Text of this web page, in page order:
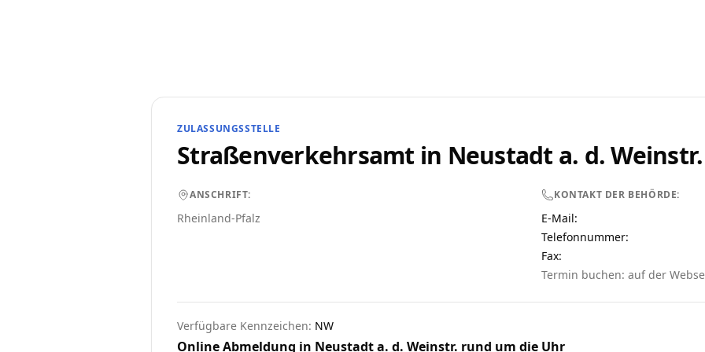
ZULASSUNGSSTELLE
Straßenverkehrsamt in Neustadt a. d. Weinstr.
ANSCHRIFT:
Rheinland-Pfalz
KONTAKT DER BEHÖRDE:
E-Mail:
Telefonnummer:
Fax:
Termin buchen: auf der
Verfügbare Kennzeichen: NW
Online Abmeldung in Neustadt a. d. Weinstr. rund um die Uhr